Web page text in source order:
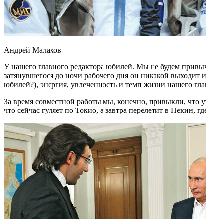
Андрей Малахов
У нашего главного редактора юбилей. Мы не будем
затянувшегося до ночи рабочего дня он никакой
юбилей?), энергия, увлеченность и темп жизни нашего
За время совместной работы мы, конечно, привыкли, что
что сейчас гуляет по Токио, а завтра перелетит в Пекин,